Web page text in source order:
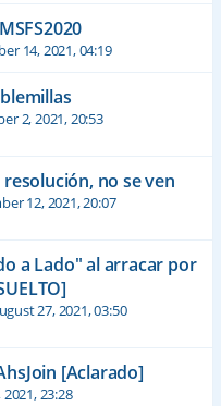
14, 2021, 04:19
2, 2021, 20:53
no se ven
12, 2021, 20:07
a Lado" al arracar por
27, 2021, 03:50
[Aclarado]
23:28